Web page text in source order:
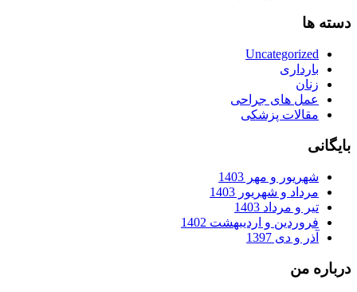
دسته ها
Uncategorized
بارداری
زنان
عمل های جراحی
مقالات پزشکی
بایگانی
شهریور و مهر 1403
مرداد و شهریور 1403
تیر و مرداد 1403
فروردین و اردیبهشت 1402
آذر و دی 1397
درباره من